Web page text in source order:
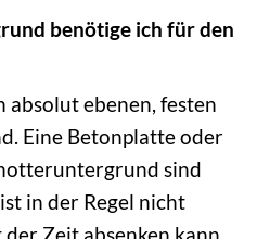
benötige ich für den
ebenen, festen
Eine Betonplatte oder
sind
in der Regel nicht